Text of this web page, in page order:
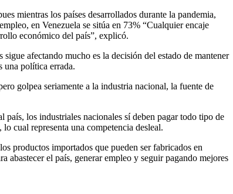
mientras los países desarrollados durante la pandemia,
en Venezuela se sitúa en 73% “Cualquier encaje
económico del país”, explicó.
afectando mucho es la decisión del estado de mantener
una política errada.
golpea seriamente a la industria nacional, la fuente de
los industriales nacionales sí deben pagar todo tipo de
cual representa una competencia desleal.
productos importados que pueden ser fabricados en
abastecer el país, generar empleo y seguir pagando mejores